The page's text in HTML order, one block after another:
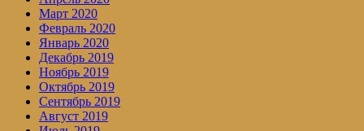
Март 2020
Февраль 2020
Январь 2020
Декабрь 2019
Ноябрь 2019
Октябрь 2019
Сентябрь 2019
Август 2019